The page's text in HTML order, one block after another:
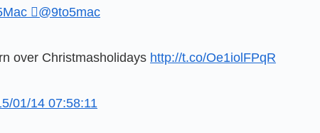
@9to5mac
over Christmasholidays http://t.co/Oe1iolFPqR
01/14 07:58:11